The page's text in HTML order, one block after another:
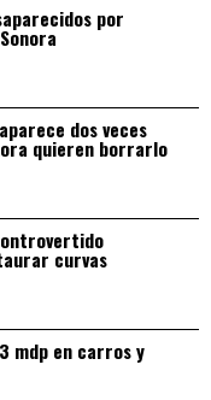
por
dos veces
quieren borrarlo
curvas
mdp en carros y